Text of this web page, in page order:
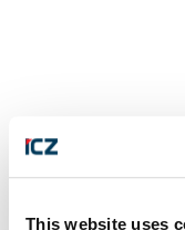
This website uses